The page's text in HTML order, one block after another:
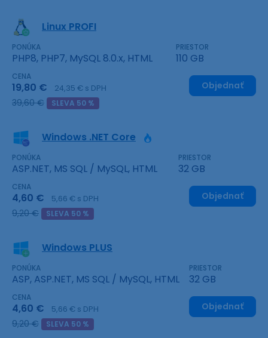
Linux PROFI
PONÚKA
PHP8, PHP7, MySQL 8.0.x, HTML
PRIESTOR
110 GB
CENA
19,80 € 24,35 € s DPH
39,60 € SLEVA 50 %
Objednať
Windows .NET Core
PONÚKA
ASP.NET, MS SQL / MySQL, HTML
PRIESTOR
32 GB
CENA
4,60 € 5,66 € s DPH
9,20 € SLEVA 50 %
Objednať
Windows PLUS
PONÚKA
ASP, ASP.NET, MS SQL / MySQL, HTML
PRIESTOR
32 GB
CENA
4,60 € 5,66 € s DPH
9,20 € SLEVA 50 %
Objednať